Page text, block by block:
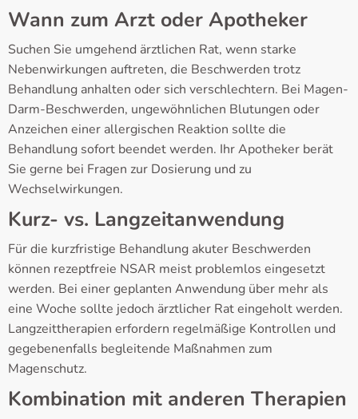
Wann zum Arzt oder Apotheker
Suchen Sie umgehend ärztlichen Rat, wenn starke
Nebenwirkungen auftreten, die Beschwerden trotz
Behandlung anhalten oder sich verschlechtern. Bei Magen-
Darm-Beschwerden, ungewöhnlichen Blutungen oder
Anzeichen einer allergischen Reaktion sollte die
Behandlung sofort beendet werden. Ihr Apotheker berät
Sie gerne bei Fragen zur Dosierung und zu
Wechselwirkungen.
Kurz- vs. Langzeitanwendung
Für die kurzfristige Behandlung akuter Beschwerden
können rezeptfreie NSAR meist problemlos eingesetzt
werden. Bei einer geplanten Anwendung über mehr als
eine Woche sollte jedoch ärztlicher Rat eingeholt werden.
Langzeittherapien erfordern regelmäßige Kontrollen und
gegebenenfalls begleitende Maßnahmen zum
Magenschutz.
Kombination mit anderen Therapien